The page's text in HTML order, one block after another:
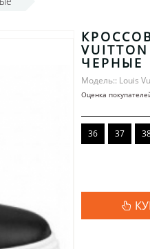
ЧЕРНЫЕ
Модель:: Louis
Оценка
36 37